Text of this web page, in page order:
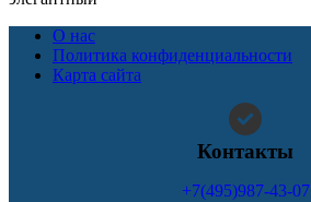
О нас
Политика конфиденциальности
Карта сайта
Контакты
+7(495)987-43-07